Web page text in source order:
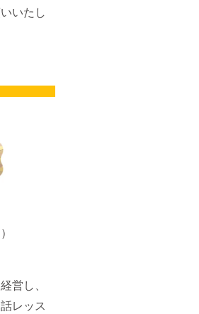
いたし
）
営し、
レッス